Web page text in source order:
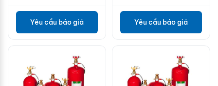
Yêu cầu báo giá Yêu cầu báo giá